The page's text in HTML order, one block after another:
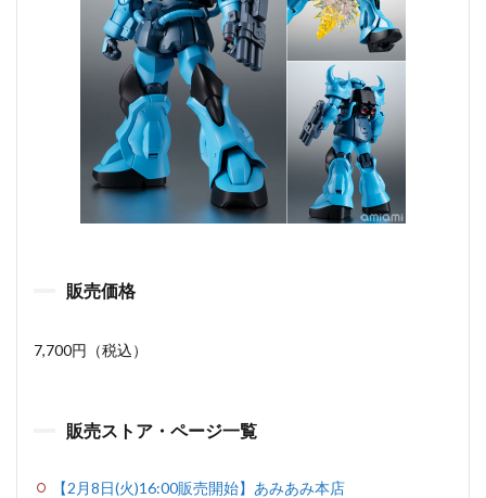
販売価格
7,700円（税込）
販売ストア・ページ一覧
【2月8日(火)16:00販売開始】あみあみ本店